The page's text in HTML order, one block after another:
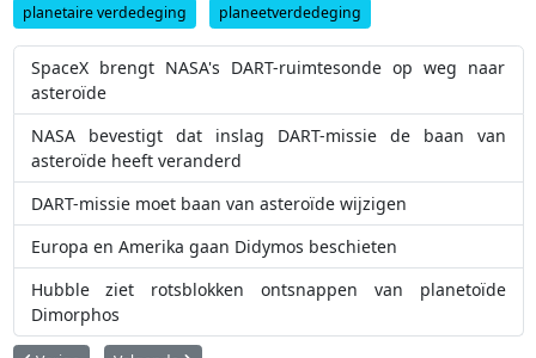
planetaire verdedeging
planeetverdedeging
SpaceX brengt NASA's DART-ruimtesonde op weg naar
asteroïde
NASA bevestigt dat inslag DART-missie de baan van
asteroïde heeft veranderd
DART-missie moet baan van asteroïde wijzigen
Europa en Amerika gaan Didymos beschieten
Hubble ziet rotsblokken ontsnappen van planetoïde
Dimorphos